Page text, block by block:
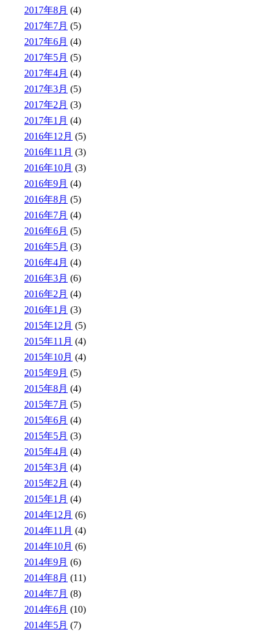
2017年8月 (4)
2017年7月 (5)
2017年6月 (4)
2017年5月 (5)
2017年4月 (4)
2017年3月 (5)
2017年2月 (3)
2017年1月 (4)
2016年12月 (5)
2016年11月 (3)
2016年10月 (3)
2016年9月 (4)
2016年8月 (5)
2016年7月 (4)
2016年6月 (5)
2016年5月 (3)
2016年4月 (4)
2016年3月 (6)
2016年2月 (4)
2016年1月 (3)
2015年12月 (5)
2015年11月 (4)
2015年10月 (4)
2015年9月 (5)
2015年8月 (4)
2015年7月 (5)
2015年6月 (4)
2015年5月 (3)
2015年4月 (4)
2015年3月 (4)
2015年2月 (4)
2015年1月 (4)
2014年12月 (6)
2014年11月 (4)
2014年10月 (6)
2014年9月 (6)
2014年8月 (11)
2014年7月 (8)
2014年6月 (10)
2014年5月 (7)